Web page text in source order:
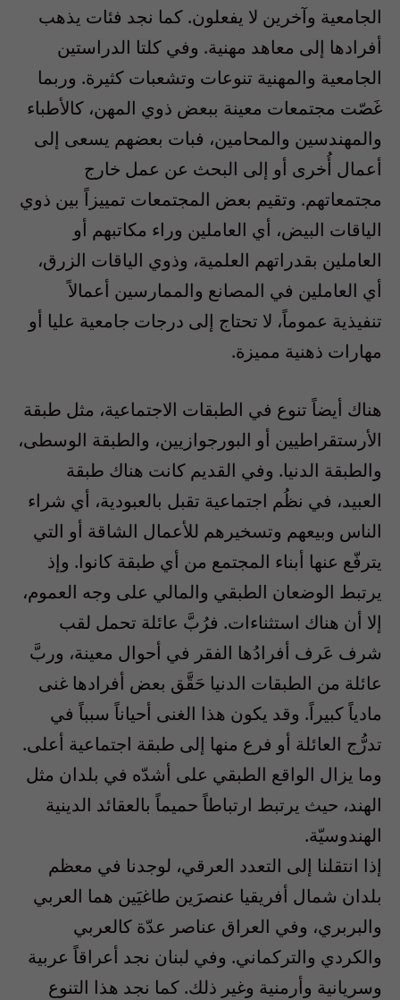
الجامعية وآخرين لا يفعلون. كما نجد فئات يذهب
أفرادها إلى معاهد مهنية. وفي كلتا الدراستين
الجامعية والمهنية تنوعات وتشعبات كثيرة. وربما
غَصّت مجتمعات معينة ببعض ذوي المهن، كالأطباء
والمهندسين والمحامين، فبات بعضهم يسعى إلى
أعمال أُخرى أو إلى البحث عن عمل خارج
مجتمعاتهم. وتقيم بعض المجتمعات تمييزاً بين ذوي
الياقات البيض، أي العاملين وراء مكاتبهم أو
العاملين بقدراتهم العلمية، وذوي الياقات الزرق،
أي العاملين في المصانع والممارسين أعمالاً
تنفيذية عموماً، لا تحتاج إلى درجات جامعية عليا أو
مهارات ذهنية مميزة.
هناك أيضاً تنوع في الطبقات الاجتماعية، مثل طبقة
الأرستقراطيين أو البورجوازيين، والطبقة الوسطى،
والطبقة الدنيا. وفي القديم كانت هناك طبقة
العبيد، في نظُم اجتماعية تقبل بالعبودية، أي شراء
الناس وبيعهم وتسخيرهم للأعمال الشاقة أو التي
يترفّع عنها أبناء المجتمع من أي طبقة كانوا. وإذ
يرتبط الوضعان الطبقي والمالي على وجه العموم،
إلا أن هناك استثناءات. فرُبَّ عائلة تحمل لقب
شرف عَرف أفرادُها الفقر في أحوال معينة، وربَّ
عائلة من الطبقات الدنيا حَقَّق بعض أفرادها غنى
مادياً كبيراً. وقد يكون هذا الغنى أحياناً سبباً في
تدرُّج العائلة أو فرع منها إلى طبقة اجتماعية أعلى.
وما يزال الواقع الطبقي على أشدّه في بلدان مثل
الهند، حيث يرتبط ارتباطاً حميماً بالعقائد الدينية
الهندوسيّة.
إذا انتقلنا إلى التعدد العرقي، لوجدنا في معظم
بلدان شمال أفريقيا عنصرَين طاغيَين هما العربي
والبربري، وفي العراق عناصر عدّة كالعربي
والكردي والتركماني. وفي لبنان نجد أعراقاً عربية
وسريانية وأرمنية وغير ذلك. كما نجد هذا التنوع